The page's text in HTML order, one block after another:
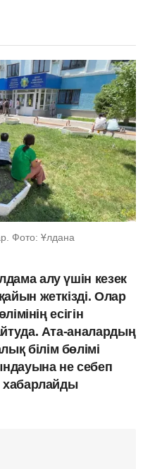
Фото: Ұлдана
алу үшін кезек
жеткізді. Олар
есігін
Ата-аналардың
білім бөлімі
не себеп
хабарлайды